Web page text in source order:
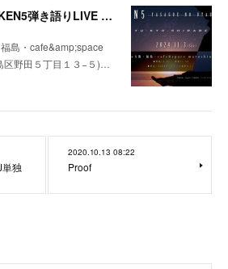
2024/11/3(日) 優響唄 -KEN5弾き語りLIVE in 大阪-
島・cafe&amp;space
区野田５丁目１３−５)…
独
2020.10.13 08:22
Proof